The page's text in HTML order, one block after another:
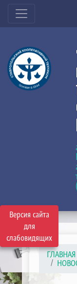
Версия сайта
для
слабовидящих
ГЛАВНАЯ